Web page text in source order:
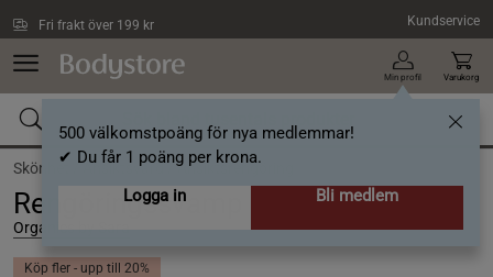
Fri frakt över 199 kr Kundservice
Min profil
500 välkomstpoäng för nya medlemmar!
✔ Du får 1 poäng per krona.
Logga in
Bli medlem
Varukorg
Skönhet /Ansiktsvård /Ansiktsrengöring
Rengöringssvamp
Organics by Sara
Köp fler - upp till 20%